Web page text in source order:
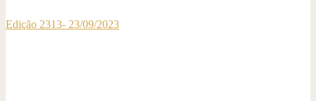
Edição 2313- 23/09/2023